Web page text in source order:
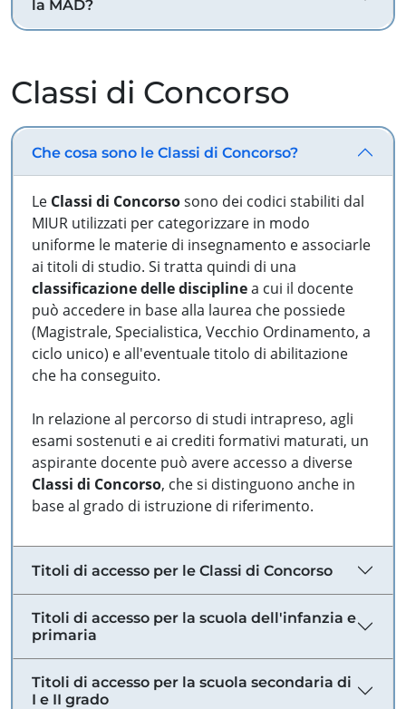
la MAD?
Classi di Concorso
Che cosa sono le Classi di Concorso?
Le Classi di Concorsosono dei codici stabiliti dal
MIUR utilizzati per categorizzare in modo
uniforme le materie di insegnamento e associarle
ai titoli di studio. Si tratta quindi di una
classificazione delle disciplinea cui il docente
può accedere in base alla laurea che possiede
(Magistrale, Specialistica, Vecchio Ordinamento, a
ciclo unico) e all'eventuale titolo di abilitazione
che ha conseguito.
In relazione al percorso di studi intrapreso, agli
esami sostenuti e ai crediti formativi maturati, un
aspirante docente può avere accesso a diverse
Classi di Concorso, che si distinguono anche in
base al grado di istruzione di riferimento.
Titoli di accesso per le Classi di Concorso
Titoli di accesso per la scuola dell'infanzia e
primaria
Titoli di accesso per la scuola secondaria di
I e II grado